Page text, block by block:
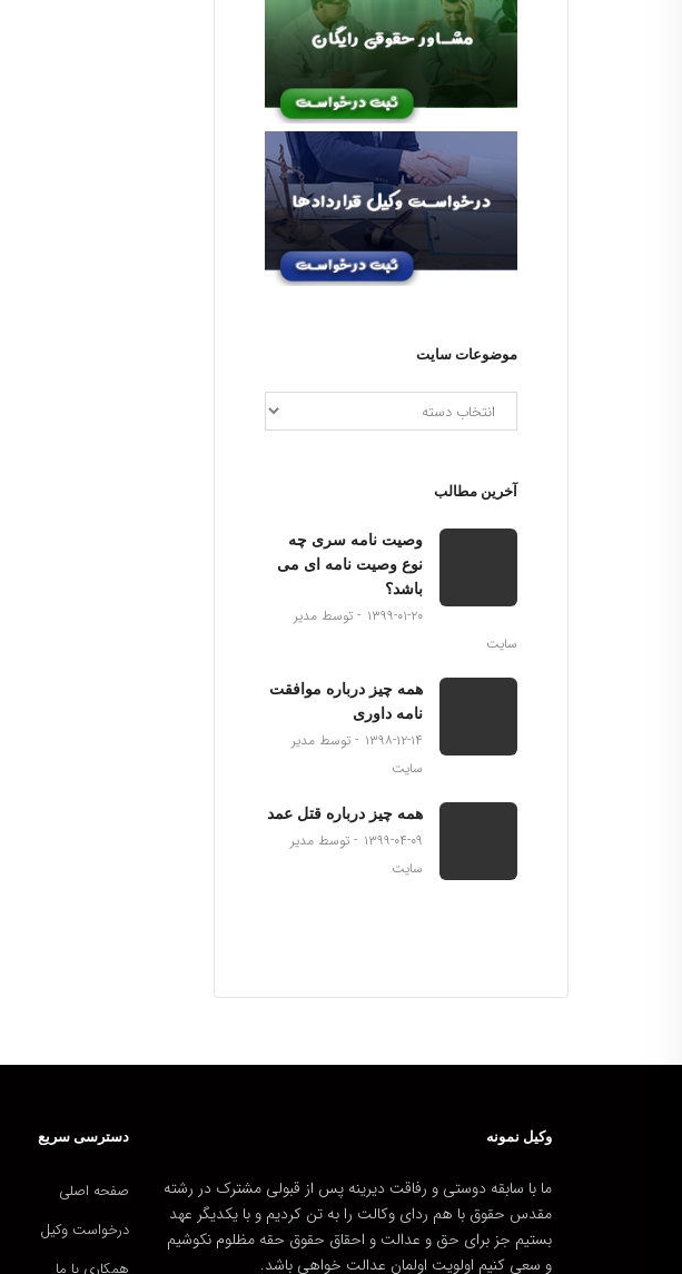
موضوعات سایت
آخرین مطالب
وصیت نامه سری چه
نوع وصیت نامه ای می
باشد؟
۱۳۹۹-۰۱-۲۰
توسط مدیر
سایت
همه چیز درباره موافقت
نامه داوری
۱۳۹۸-۱۲-۱۴
توسط مدیر
سایت
همه چیز درباره قتل عمد
۱۳۹۹-۰۴-۰۹
توسط مدیر
سایت
دسترسی سریع
صفحه اصلی
درخواست وکیل
وکیل نمونه
ما با سابقه دوستی و رفاقت دیرینه پس از قبولی مشترک در رشته
مقدس حقوق با هم ردای وکالت را به تن کردیم و با یکدیگر عهد
بستیم جز برای حق و عدالت و احقاق حقوق حقه مظلوم نکوشیم
و سعی کنیم اولویت اولمان عدالت خواهی باشد.